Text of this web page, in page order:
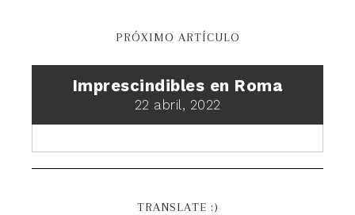
PRÓXIMO ARTÍCULO
Imprescindibles en Roma
22 abril, 2022
TRANSLATE :)